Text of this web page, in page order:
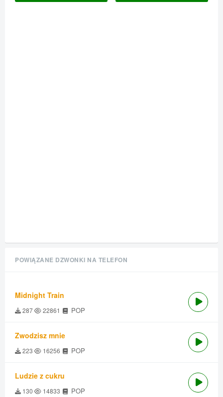
POWIĄZANE DZWONKI NA TELEFON
Midnight Train
287 22861 POP
Zwodzisz mnie
223 16256 POP
Ludzie z cukru
130 14833 POP